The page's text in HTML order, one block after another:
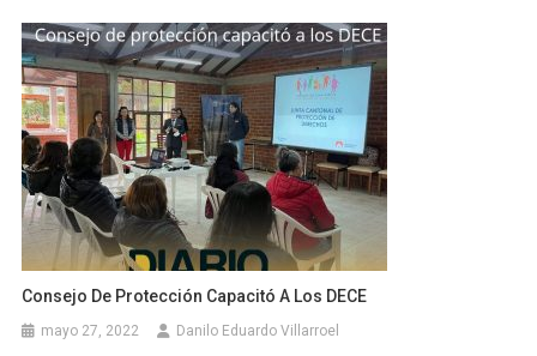
Consejo De Protección Capacitó A Los DECE
mayo 27, 2022 Danilo Eduardo Villarroel